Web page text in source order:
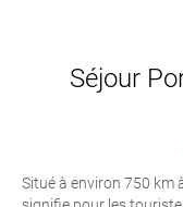
Séjour
Situé à environ 750 km